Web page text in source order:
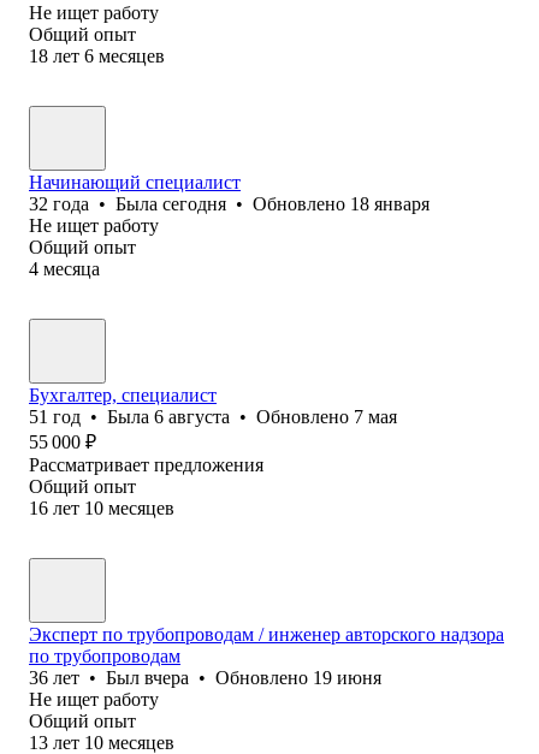
Не ищет работу
Общий опыт
18 лет 6 месяцев
Начинающий специалист
32 года • Была сегодня • Обновлено 18 января
Не ищет работу
Общий опыт
4 месяца
Бухгалтер, специалист
51 год • Была 6 августа • Обновлено 7 мая
55 000 ₽
Рассматривает предложения
Общий опыт
16 лет 10 месяцев
Эксперт по трубопроводам / инженер авторского надзора
по трубопроводам
36 лет • Был вчера • Обновлено 19 июня
Не ищет работу
Общий опыт
13 лет 10 месяцев